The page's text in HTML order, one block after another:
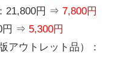
21,800円 ⇒ 7,800円
円 ⇒ 5,300円
アウトレット品）：